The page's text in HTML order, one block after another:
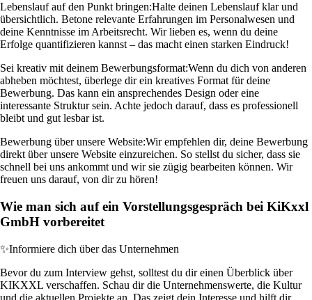
Lebenslauf auf den Punkt bringen:Halte deinen Lebenslauf klar und
übersichtlich. Betone relevante Erfahrungen im Personalwesen und
deine Kenntnisse im Arbeitsrecht. Wir lieben es, wenn du deine
Erfolge quantifizieren kannst – das macht einen starken Eindruck!
Sei kreativ mit deinem Bewerbungsformat:Wenn du dich von anderen
abheben möchtest, überlege dir ein kreatives Format für deine
Bewerbung. Das kann ein ansprechendes Design oder eine
interessante Struktur sein. Achte jedoch darauf, dass es professionell
bleibt und gut lesbar ist.
Bewerbung über unsere Website:Wir empfehlen dir, deine Bewerbung
direkt über unsere Website einzureichen. So stellst du sicher, dass sie
schnell bei uns ankommt und wir sie zügig bearbeiten können. Wir
freuen uns darauf, von dir zu hören!
Wie man sich auf ein Vorstellungsgespräch bei KiKxxl
GmbH vorbereitet
✨Informiere dich über das Unternehmen
Bevor du zum Interview gehst, solltest du dir einen Überblick über
KIKXXL verschaffen. Schau dir die Unternehmenswerte, die Kultur
und die aktuellen Projekte an. Das zeigt dein Interesse und hilft dir,